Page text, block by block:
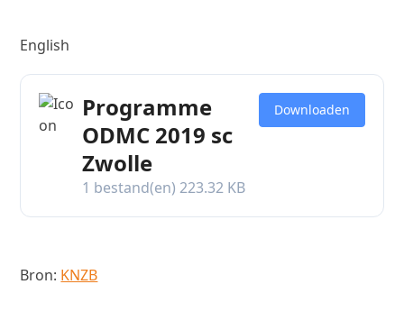
English
Programme
ODMC 2019 sc
Zwolle
1 bestand(en)223.32 KB
Downloaden
Bron: KNZB